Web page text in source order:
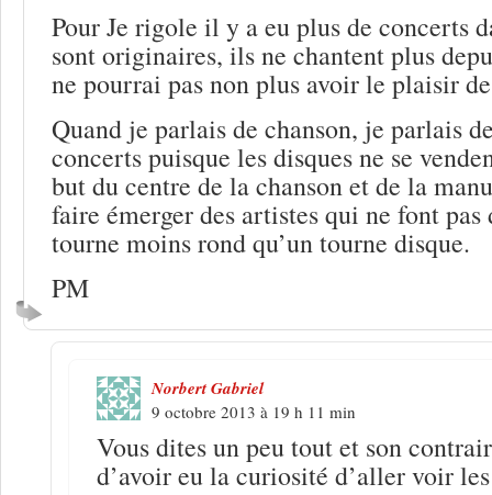
Pour Je rigole il y a eu plus de concerts
sont originaires, ils ne chantent plus
ne pourrai pas non plus avoir le plaisir
Quand je parlais de chanson, je parlais
concerts puisque les disques ne se
but du centre de la chanson et de la
faire émerger des artistes qui ne font
tourne moins rond qu’un tourne disque.
PM
Norbert Gabriel
9 octobre 2013 à 19 h 11 min
Vous dites un peu tout et son
d’avoir eu la curiosité d’aller voir